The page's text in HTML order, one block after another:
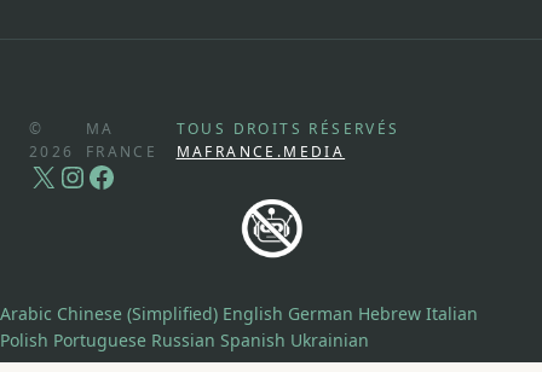
©
2026
MA
FRANCE
TOUS DROITS RÉSERVÉS
MAFRANCE.MEDIA
X Instagram
Facebook
Arabic Chinese (Simplified) English German Hebrew Italian
Polish Portuguese Russian Spanish Ukrainian